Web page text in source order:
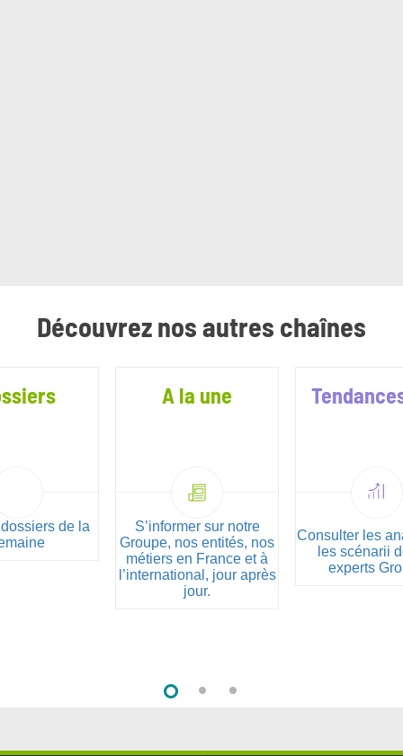
Découvrez nos autres chaînes
de la
A la une
S’informer sur notre
Groupe, nos entités, nos
métiers en France et à
l’international, jour après
jour.
Consulter les
les scénarii
experts